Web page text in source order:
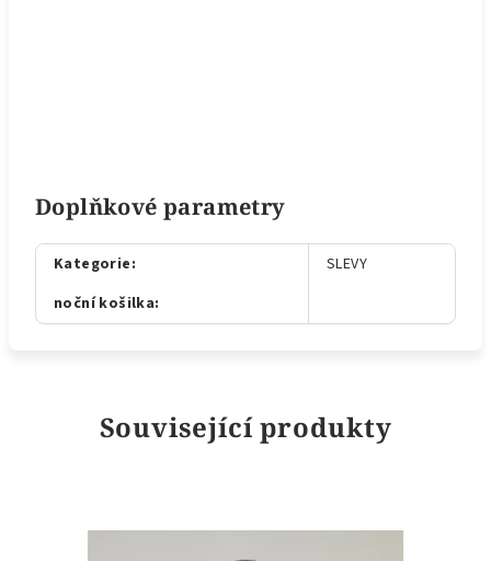
Doplňkové parametry
Kategorie:
SLEVY
noční košilka:
Související produkty